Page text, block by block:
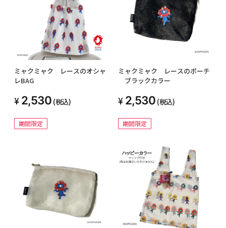
ミャクミャク レースのオシャ
レBAG
2,530 (税込)
期間限定
ミャクミャク レースのポーチ
ブラックカラー
2,530 (税込)
期間限定